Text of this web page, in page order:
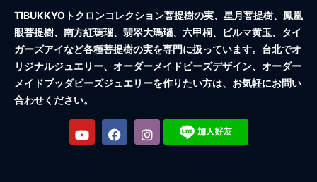
TIBUKKYOトクロンコレクション菩提樹の実、星月菩提樹、鳳凰
眼菩提樹、南方紅瑪瑙、翡翠大瑪瑙、六甲桐、ビルマ黄玉、タイ
ガーズアイなど各種菩提樹の実を専門に扱っています。台北でオ
リジナルジュエリー、オーダーメイドビーズデザイン、オーダー
メイドブッダビーズジュエリーを作りたい方は、お気軽にお問い
合わせください。